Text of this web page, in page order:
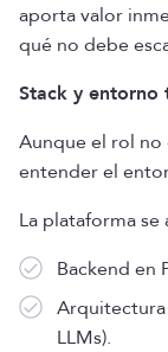
aporta valor
qué no debe
Stack y entorno
Aunque el rol
entender el
La plataforma se
Backend en
LLMs).